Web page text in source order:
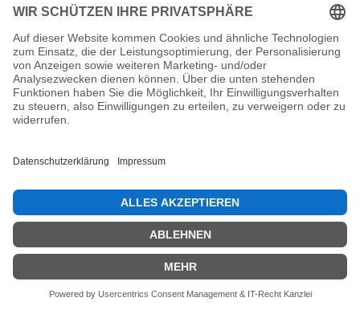
Unsere Prüfsiegel